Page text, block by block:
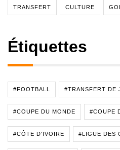
TRANSFERT CULTURE
Étiquettes
#FOOTBALL #TRANSFERT DE
#COUPE DU MONDE #COUPE
#CÔTE D'IVOIRE #LIGUE DES